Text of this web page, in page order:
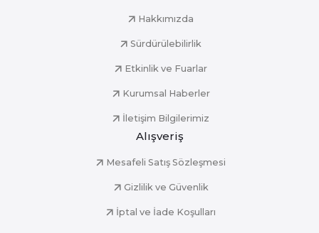
Hakkımızda
Sürdürülebilirlik
Etkinlik ve Fuarlar
Kurumsal Haberler
İletişim Bilgilerimiz
Alışveriş
Mesafeli Satış Sözleşmesi
Gizlilik ve Güvenlik
İptal ve İade Koşulları